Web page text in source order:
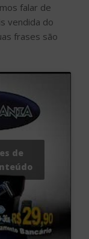
falar de
vendida do
frases são
de